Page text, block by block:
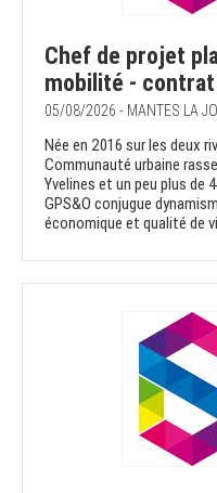
Chef de projet
mobilité -
05/08/2026 - MANTES LA
Née en 2016 sur les deux
Communauté urbaine
Yvelines et un peu plus
GPS&O conjugue
économique et qualité de